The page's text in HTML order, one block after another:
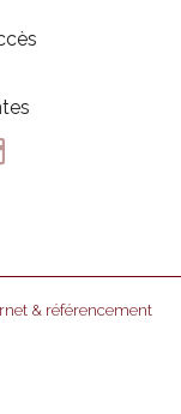
& référencement